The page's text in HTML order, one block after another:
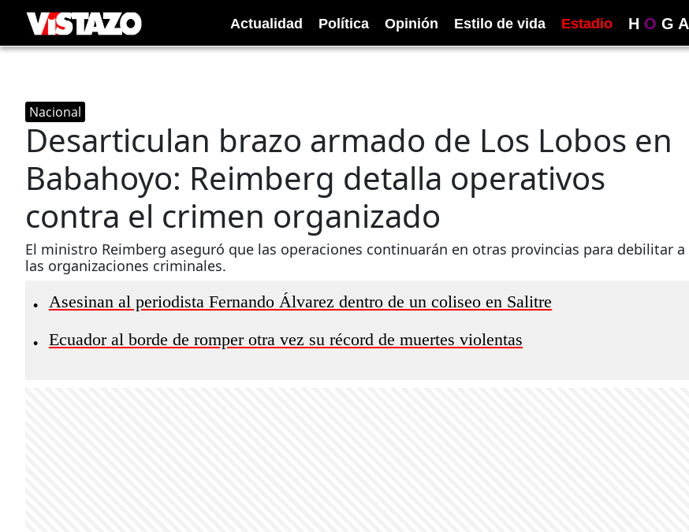
Actualidad Política Opinión Estilo de vida Estadio H O G A
Nacional
Desarticulan brazo armado de Los Lobos en
Babahoyo: Reimberg detalla operativos
contra el crimen organizado
El ministro Reimberg aseguró que las operaciones continuarán en otras provincias para debilitar a
las organizaciones criminales.
• Asesinan al periodista Fernando Álvarez dentro de un coliseo en Salitre
• Ecuador al borde de romper otra vez su récord de muertes violentas